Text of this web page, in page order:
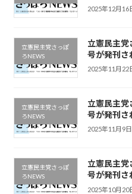
2025年12月16
立憲民主党さっぽ
ろNEWS
立憲民主党
号が発刊さ
2025年11月22
立憲民主党さっぽ
ろNEWS
立憲民主党
号が発刊さ
2025年11月9日
立憲民主党さっぽ
ろNEWS
立憲民主党
号が発刊さ
2025年10月20